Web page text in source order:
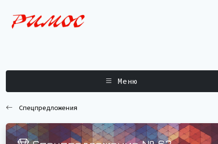
Меню
Спецпредложения